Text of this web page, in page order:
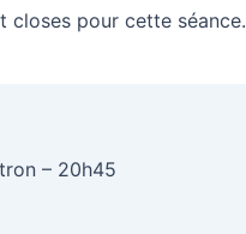
closes pour cette séance.
– 20h45